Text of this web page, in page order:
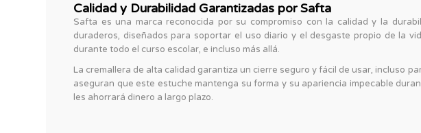
Calidad y Durabilidad Garantizadas por Safta
Safta es una marca reconocida por su compromiso con la calidad y la
duraderos, diseñados para soportar el uso diario y el desgaste propio de la
durante todo el curso escolar, e incluso más allá.
La cremallera de alta calidad garantiza un cierre seguro y fácil de usar, incluso
aseguran que este estuche mantenga su forma y su apariencia impecable
les ahorrará dinero a largo plazo.